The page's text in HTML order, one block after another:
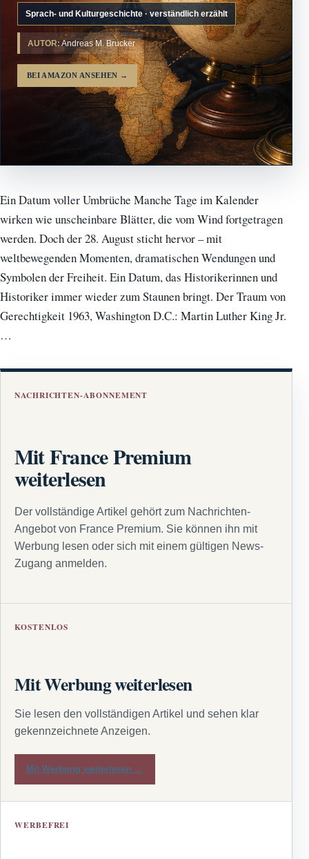
Sprach- und Kulturgeschichte · verständlich erzählt
AUTOR: Andreas M. Brucker
BEI AMAZON ANSEHEN →
Ein Datum voller Umbrüche Manche Tage im Kalender
wirken wie unscheinbare Blätter, die vom Wind fortgetragen
werden. Doch der 28. August sticht hervor – mit
weltbewegenden Momenten, dramatischen Wendungen und
Symbolen der Freiheit. Ein Datum, das Historikerinnen und
Historiker immer wieder zum Staunen bringt. Der Traum von
Gerechtigkeit 1963, Washington D.C.: Martin Luther King Jr.
…
NACHRICHTEN-ABONNEMENT
Mit France Premium
weiterlesen
Der vollständige Artikel gehört zum Nachrichten-
Angebot von France Premium. Sie können ihn mit
Werbung lesen oder sich mit einem gültigen News-
Zugang anmelden.
KOSTENLOS
Mit Werbung weiterlesen
Sie lesen den vollständigen Artikel und sehen klar
gekennzeichnete Anzeigen.
Mit Werbung weiterlesen →
WERBEFREI